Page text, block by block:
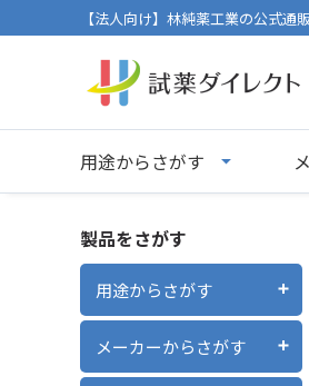
【法人向け】林純薬工業の公式通
用途からさがす
製品をさがす
用途からさがす
メーカーからさがす